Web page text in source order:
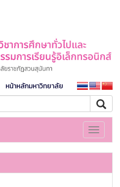
หน้าหลักมหาวิทยาลัย
Toggle